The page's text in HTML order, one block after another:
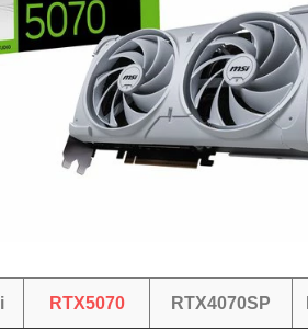
RTX5070 RTX4070SP